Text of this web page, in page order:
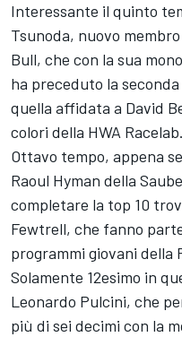
Interessante il quinto
Tsunoda, nuovo
Bull, che con la sua
ha preceduto la
quella affidata a David
colori della HWA Racelab.
Ottavo tempo, appena
Raoul Hyman della
completare la top 10
Fewtrell, che fanno
programmi giovani della
Solamente 12esimo in
Leonardo Pulcini, che
più di sei decimi con la